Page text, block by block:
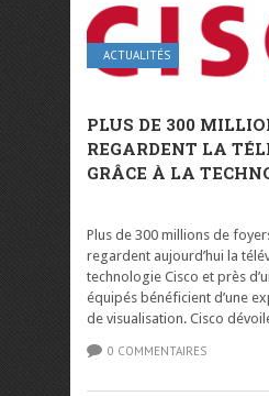
ACTUALITÉS
PLUS DE 300
REGARDENT LA
GRÂCE À LA
Plus de 300 millions de
regardent aujourd’hui la
technologie Cisco et près
équipés bénéficient d’une
de visualisation. Cisco
0 COMMENTAIRES